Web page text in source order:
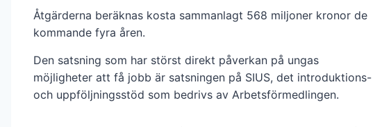
Åtgärderna beräknas kosta sammanlagt 568 miljoner kronor de
kommande fyra åren.
Den satsning som har störst direkt påverkan på ungas
möjligheter att få jobb är satsningen på SIUS, det introduktions-
och uppföljningsstöd som bedrivs av Arbetsförmedlingen.